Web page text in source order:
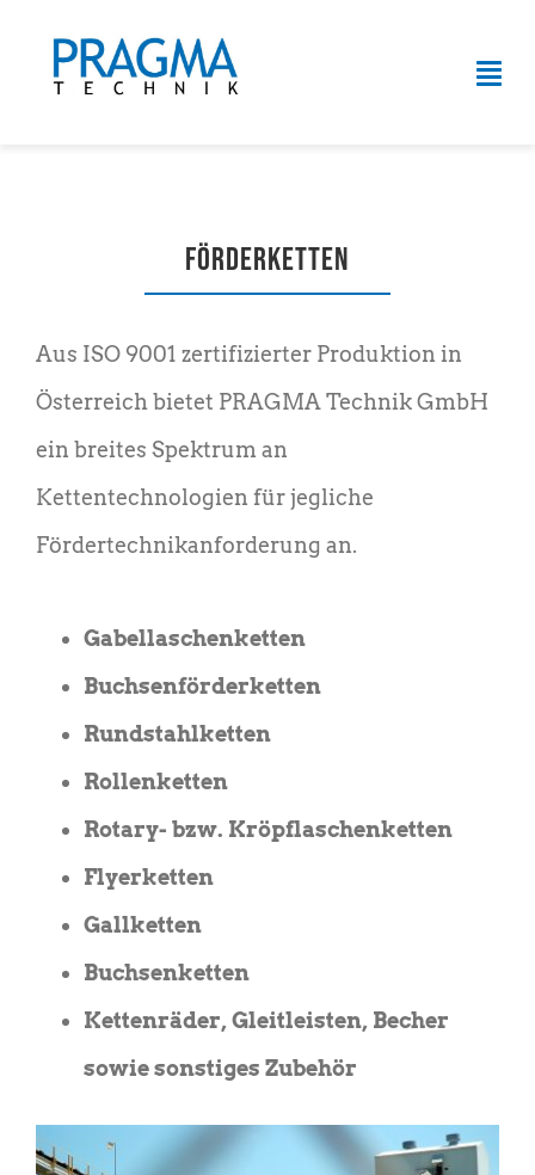
Inhalt
KONTAKT
Förderketten
Aus ISO 9001 zertifizierter Produktion in
Österreich bietet PRAGMA Technik GmbH
ein breites Spektrum an
Kettentechnologien für jegliche
Fördertechnikanforderung an.
Gabellaschenketten
Buchsenförderketten
Rundstahlketten
Rollenketten
Rotary- bzw. Kröpflaschenketten
Flyerketten
Gallketten
Buchsenketten
Kettenräder, Gleitleisten, Becher
sowie sonstiges Zubehör